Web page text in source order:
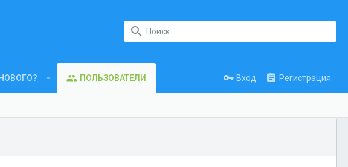
ПОЛЬЗОВАТЕЛИ Вход Регистрация